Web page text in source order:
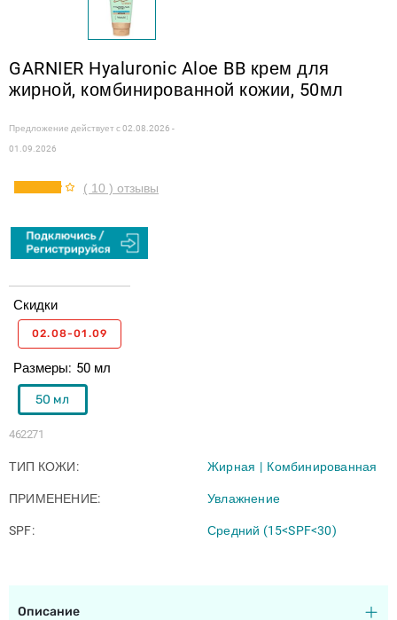
GARNIER Hyaluronic Aloe BB крем для
жирной, комбинированной кожии, 50мл
Предложение действует с02.08.2026 -
01.09.2026
( 10 ) отзывы
462271
Размеры 50 мл
50 мл
Скидки
02.08-01.09
ТИП КОЖИ Жирная Комбинированная
ПРИМЕНЕНИЕ Увлажнение
SPF Средний (15<SPF<30)
Описание